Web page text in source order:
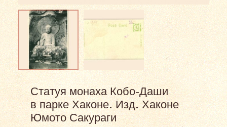
Статуя монаха Кобо-Даши
в парке Хаконе. Изд. Хаконе
Юмото Сакураги